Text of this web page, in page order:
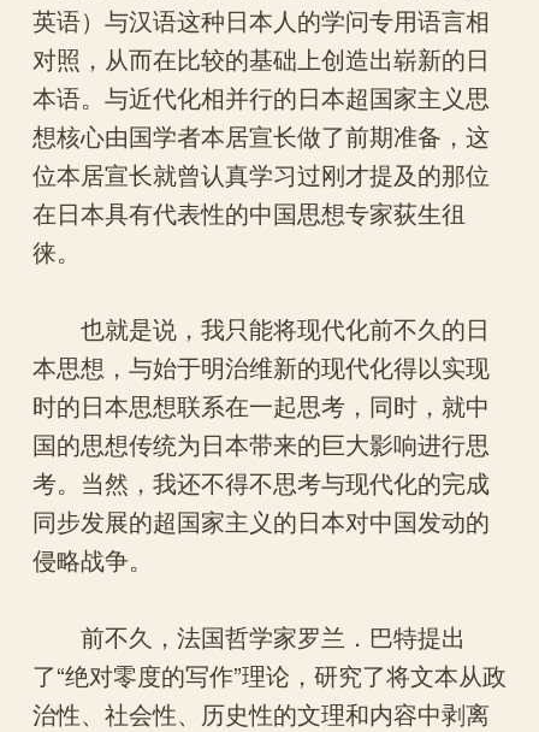
英语）与汉语这种日本人的学问专用语言相
对照，从而在比较的基础上创造出崭新的日
本语。与近代化相并行的日本超国家主义思
想核心由国学者本居宣长做了前期准备，这
位本居宣长就曾认真学习过刚才提及的那位
在日本具有代表性的中国思想专家荻生徂
徕。
也就是说，我只能将现代化前不久的日
本思想，与始于明治维新的现代化得以实现
时的日本思想联系在一起思考，同时，就中
国的思想传统为日本带来的巨大影响进行思
考。当然，我还不得不思考与现代化的完成
同步发展的超国家主义的日本对中国发动的
侵略战争。
前不久，法国哲学家罗兰．巴特提出
了“绝对零度的写作”理论，研究了将文本从政
治性、社会性、历史性的文理和内容中剥离